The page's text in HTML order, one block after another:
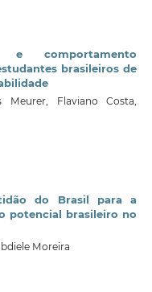
e comportamento
brasileiros de
Flaviano Costa,
do Brasil para a
potencial brasileiro no
Moreira